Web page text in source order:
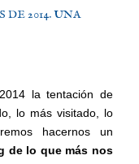
2014. UNA
la tentación de
lo más visitado, lo
hacernos un
de lo que más nos